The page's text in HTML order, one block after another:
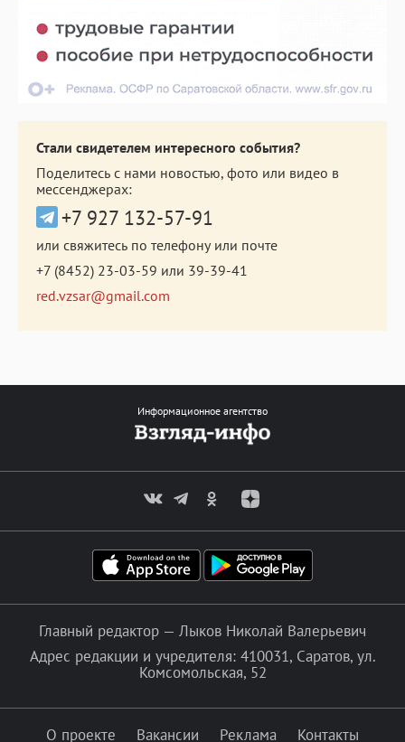
Стали свидетелем интересного события?
Поделитесь с нами новостью, фото или видео в
мессенджерах:
+7 927 132-57-91
или свяжитесь по телефону или почте
+7 (8452) 23-03-59 или 39-39-41
red.vzsar@gmail.com
Информационное агентство
Главный редактор — Лыков Николай Валерьевич
Адрес редакции и учредителя: 410031, Саратов, ул.
Комсомольская, 52
О проекте Вакансии Реклама Контакты